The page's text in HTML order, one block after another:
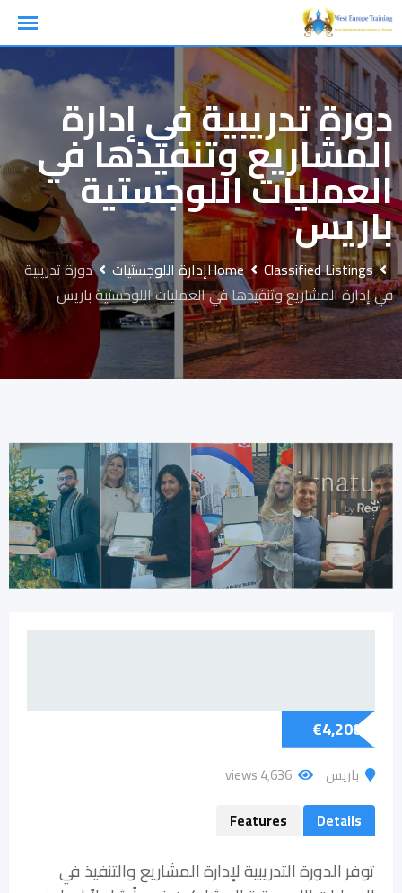
Skip
to
content
دورة تدريبية في إدارة
المشاريع وتنفيذها في
العمليات اللوجستية
باريس
Home Classified Listings إدارة اللوجستيات
دورة تدريبية
في إدارة المشاريع وتنفيذها في العمليات اللوجستية باريس
€4,200
باريس
4٬636 views
Details
Features
توفر الدورة التدريبية لإدارة المشاريع والتنفيذ في